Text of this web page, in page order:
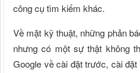
công cụ tìm kiếm khác.
Về mặt kỹ thuật, những phản
nhưng có một sự thật không
Google về cài đặt trước, cài